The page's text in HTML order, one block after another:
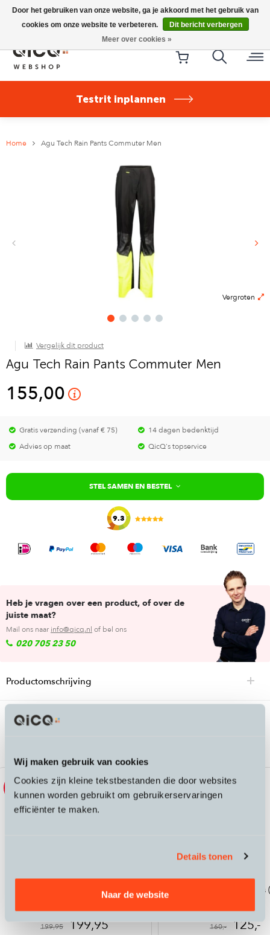
Wij maken gebruik van cookies
Cookies zijn kleine tekstbestanden die door websites
kunnen worden gebruikt om gebruikerservaringen
efficiënter te maken.
Details tonen
Naar de website
Riese & Müller Nevo5 Silent Core nu direct uit voorraad
leverbaar!
Testrit inplannen
Home Agu Tech Rain Pants Commuter Men
Vergroten
Vergelijk dit product
Agu Tech Rain Pants Commuter Men
155,00
Gratis verzending (vanaf € 75)
14 dagen bedenktijd
Advies op maat
QicQ's topservice
STEL SAMEN EN BESTEL
9.3
Heb je vragen over een product, of over de
juiste maat?
Mail ons naar info@qicq.nl of bel ons
020 705 23 50
Productomschrijving
Passende accessoires bij de Agu Tech
R3 Active Jacket Heren
199,95 199,95
Allweather Rain Pants
160,- 125,-
Door het gebruiken van onze website, ga je akkoord met het gebruik van
cookies om onze website te verbeteren.
Dit bericht verbergen
Meer over cookies »